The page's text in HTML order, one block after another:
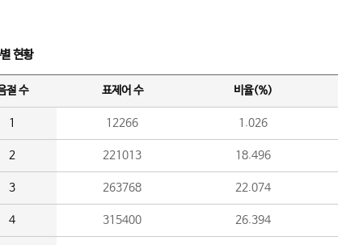
현황
절 수 표제어 수 비율(%)
1 12266 1.026
2 221013 18.496
3 263768 22.074
4 315400 26.394